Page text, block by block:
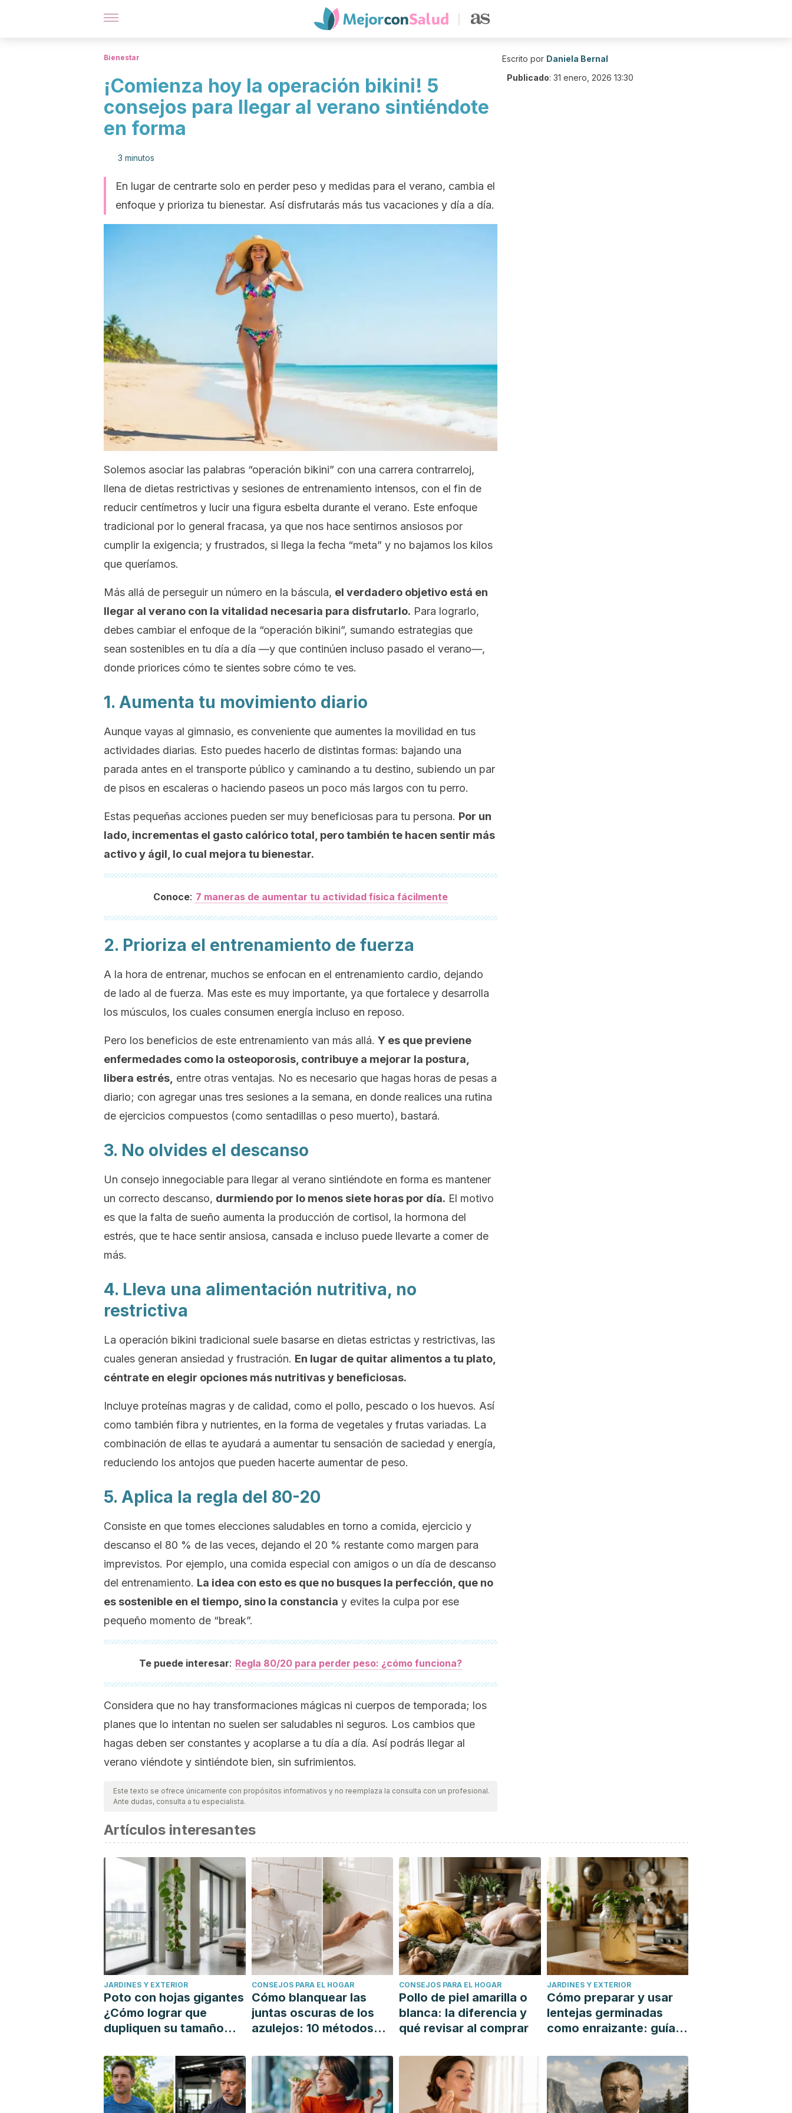
Bienestar
¡Comienza hoy la operación bikini! 5
consejos para llegar al verano sintiéndote
en forma
3 minutos
En lugar de centrarte solo en perder peso y medidas para el verano, cambia el
enfoque y prioriza tu bienestar. Así disfrutarás más tus vacaciones y día a día.
Solemos asociar las palabras “operación bikini” con una carrera contrarreloj,
llena de dietas restrictivas y sesiones de entrenamiento intensos, con el fin de
reducir centímetros y lucir una figura esbelta durante el verano. Este enfoque
tradicional por lo general fracasa, ya que nos hace sentirnos ansiosos por
cumplir la exigencia; y frustrados, si llega la fecha “meta” y no bajamos los kilos
que queríamos.
Más allá de perseguir un número en la báscula, el verdadero objetivo está en
llegar al verano con la vitalidad necesaria para disfrutarlo. Para lograrlo,
debes cambiar el enfoque de la “operación bikini”, sumando estrategias que
sean sostenibles en tu día a día —y que continúen incluso pasado el verano—,
donde priorices cómo te sientes sobre cómo te ves.
1. Aumenta tu movimiento diario
Aunque vayas al gimnasio, es conveniente que aumentes la movilidad en tus
actividades diarias. Esto puedes hacerlo de distintas formas: bajando una
parada antes en el transporte público y caminando a tu destino, subiendo un par
de pisos en escaleras o haciendo paseos un poco más largos con tu perro.
Estas pequeñas acciones pueden ser muy beneficiosas para tu persona. Por un
lado, incrementas el gasto calórico total, pero también te hacen sentir más
activo y ágil, lo cual mejora tu bienestar.
Conoce: 7 maneras de aumentar tu actividad física fácilmente
2. Prioriza el entrenamiento de fuerza
A la hora de entrenar, muchos se enfocan en el entrenamiento cardio, dejando
de lado al de fuerza. Mas este es muy importante, ya que fortalece y desarrolla
los músculos, los cuales consumen energía incluso en reposo.
Pero los beneficios de este entrenamiento van más allá. Y es que previene
enfermedades como la osteoporosis, contribuye a mejorar la postura,
libera estrés, entre otras ventajas. No es necesario que hagas horas de pesas a
diario; con agregar unas tres sesiones a la semana, en donde realices una rutina
de ejercicios compuestos (como sentadillas o peso muerto), bastará.
3. No olvides el descanso
Un consejo innegociable para llegar al verano sintiéndote en forma es mantener
un correcto descanso, durmiendo por lo menos siete horas por día. El motivo
es que la falta de sueño aumenta la producción de cortisol, la hormona del
estrés, que te hace sentir ansiosa, cansada e incluso puede llevarte a comer de
más.
4. Lleva una alimentación nutritiva, no
restrictiva
La operación bikini tradicional suele basarse en dietas estrictas y restrictivas, las
cuales generan ansiedad y frustración. En lugar de quitar alimentos a tu plato,
céntrate en elegir opciones más nutritivas y beneficiosas.
Incluye proteínas magras y de calidad, como el pollo, pescado o los huevos. Así
como también fibra y nutrientes, en la forma de vegetales y frutas variadas. La
combinación de ellas te ayudará a aumentar tu sensación de saciedad y energía,
reduciendo los antojos que pueden hacerte aumentar de peso.
5. Aplica la regla del 80-20
Consiste en que tomes elecciones saludables en torno a comida, ejercicio y
descanso el 80 % de las veces, dejando el 20 % restante como margen para
imprevistos. Por ejemplo, una comida especial con amigos o un día de descanso
del entrenamiento. La idea con esto es que no busques la perfección, que no
es sostenible en el tiempo, sino la constancia y evites la culpa por ese
pequeño momento de “break”.
Te puede interesar: Regla 80/20 para perder peso: ¿cómo funciona?
Considera que no hay transformaciones mágicas ni cuerpos de temporada; los
planes que lo intentan no suelen ser saludables ni seguros. Los cambios que
hagas deben ser constantes y acoplarse a tu día a día. Así podrás llegar al
verano viéndote y sintiéndote bien, sin sufrimientos.
Este texto se ofrece únicamente con propósitos informativos y no reemplaza la consulta con un profesional.
Ante dudas, consulta a tu especialista.
Escrito por Daniela Bernal
Publicado: 31 enero, 2026 13:30
Artículos interesantes
JARDINES Y EXTERIOR
Poto con hojas gigantes
¿Cómo lograr que
dupliquen su tamaño
CONSEJOS PARA EL HOGAR
Cómo blanquear las
juntas oscuras de los
azulejos: 10 métodos
CONSEJOS PARA EL HOGAR
Pollo de piel amarilla o
blanca: la diferencia y
qué revisar al comprar
JARDINES Y EXTERIOR
Cómo preparar y usar
lentejas germinadas
como enraizante: guía